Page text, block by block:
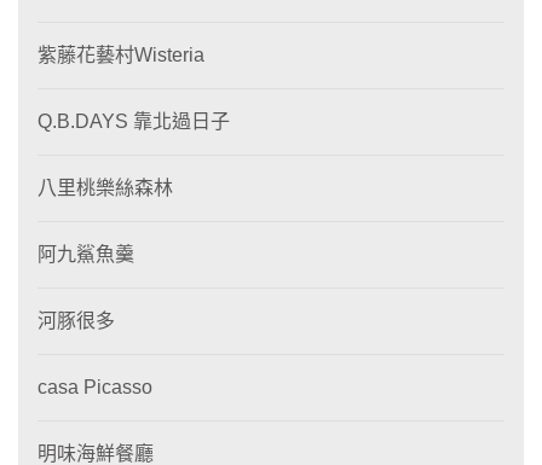
紫藤花藝村Wisteria
Q.B.DAYS 靠北過日子
八里桃樂絲森林
阿九鯊魚羹
河豚很多
casa Picasso
明味海鮮餐廳